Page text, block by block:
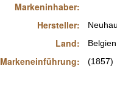
Markeninhaber:
Hersteller:
Land:
Markeneinführung:
Belgien
(1857)